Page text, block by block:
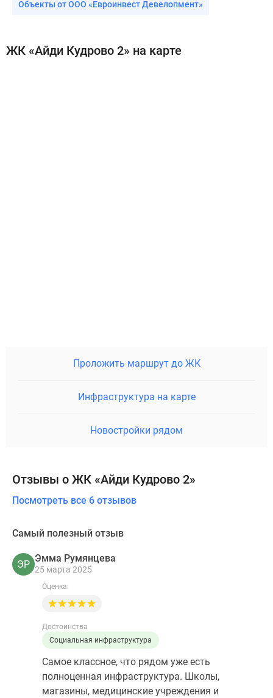
Объекты от ООО «Евроинвест Девелопмент»
ЖК «Айди Кудрово 2» на карте
Проложить маршрут до ЖК
Инфраструктура на карте
Новостройки рядом
Отзывы о ЖК «Айди Кудрово 2»
Посмотреть все 6 отзывов
Самый полезный отзыв
ЭР
Эмма Румянцева
25 марта 2025
Оценка:
Достоинства
Социальная инфраструктура
Самое классное, что рядом уже есть
полноценная инфраструктура. Школы,
магазины, медицинские учреждения и